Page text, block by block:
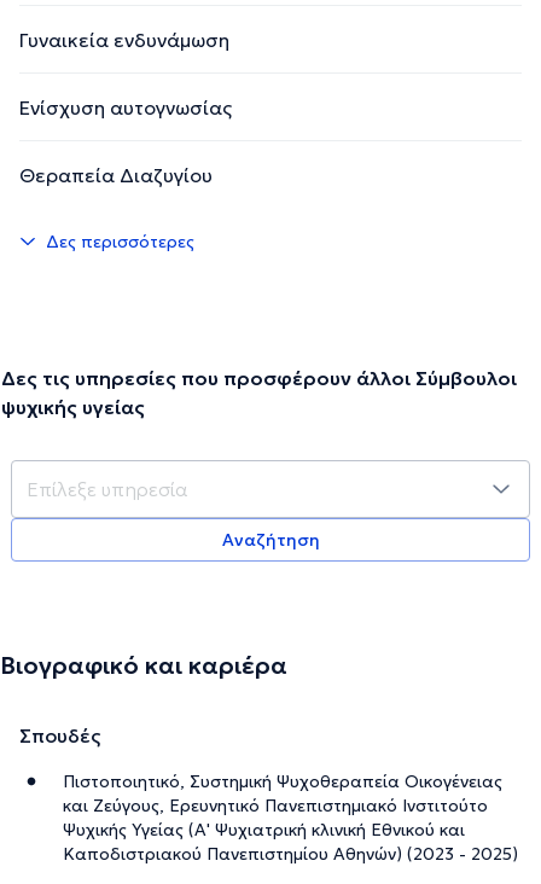
Γυναικεία ενδυνάμωση
Ενίσχυση αυτογνωσίας
Θεραπεία Διαζυγίου
Δες περισσότερες
Δες τις υπηρεσίες που προσφέρουν άλλοι Σύμβουλοι
ψυχικής υγείας
Αναζήτηση
Βιογραφικό και καριέρα
Σπουδές
Πιστοποιητικό, Συστημική Ψυχοθεραπεία Οικογένειας
και Ζεύγους, Ερευνητικό Πανεπιστημιακό Ινστιτούτο
Ψυχικής Υγείας (Α' Ψυχιατρική κλινική Εθνικού και
Καποδιστριακού Πανεπιστημίου Αθηνών) (2023 - 2025)